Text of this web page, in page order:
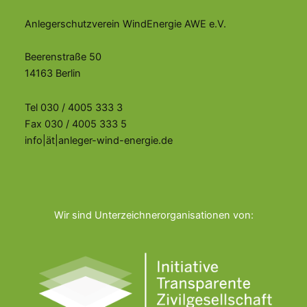
Anlegerschutzverein WindEnergie AWE e.V.
Beerenstraße 50
14163 Berlin
Tel 030 / 4005 333 3
Fax 030 / 4005 333 5
info|ät|anleger-wind-energie.de
Wir sind Unterzeichnerorganisationen von: